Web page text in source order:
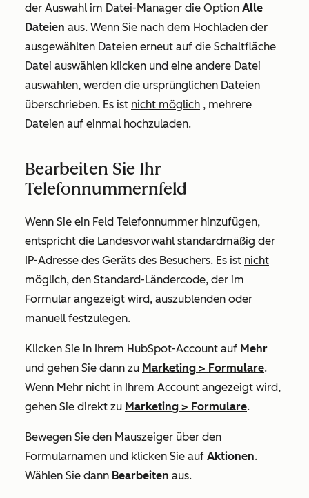
der Auswahl im Datei-Manager die Option Alle
Dateien aus. Wenn Sie nach dem Hochladen der
ausgewählten Dateien erneut auf die Schaltfläche
Datei auswählen klicken und eine andere Datei
auswählen, werden die ursprünglichen Dateien
überschrieben. Es ist nicht möglich , mehrere
Dateien auf einmal hochzuladen.
Bearbeiten Sie Ihr
Telefonnummernfeld
Wenn Sie ein Feld Telefonnummer hinzufügen,
entspricht die Landesvorwahl standardmäßig der
IP-Adresse des Geräts des Besuchers. Es ist nicht
möglich, den Standard-Ländercode, der im
Formular angezeigt wird, auszublenden oder
manuell festzulegen.
Klicken Sie in Ihrem HubSpot-Account auf Mehr
und gehen Sie dann zu Marketing > Formulare.
Wenn Mehr nicht in Ihrem Account angezeigt wird,
gehen Sie direkt zu Marketing > Formulare.
Bewegen Sie den Mauszeiger über den
Formularnamen und klicken Sie auf Aktionen.
Wählen Sie dann Bearbeiten aus.